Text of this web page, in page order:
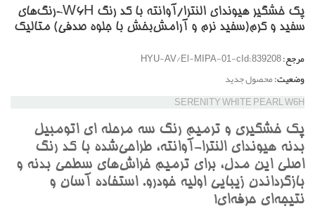
پک خشگير هیوندای النترا/آوانته با کد رنگ W6H-رنگ‌هاي
سفيد و کرم(سفيد نرم و آرامش‌بخش با جلوه صدفي) متاليک
مرجع:HYU-AV/El-MIPA-01-cId:839208
وضعیت:محصول جدید
SERENITY WHITE PEARL W6H
پک خشگيري و ترميم رنگ سه مرحله اي اتومبيل
بدنه هيونداي النترا-آوانته، طراحي‌شده با کد رنگ
اصلي اين مدل، براي ترميم خراش‌هاي سطحي بدنه و
بازگرداندن زيبايي اوليه خودرو. استفاده آسان و
نتيجه‌اي حرفه‌اي!